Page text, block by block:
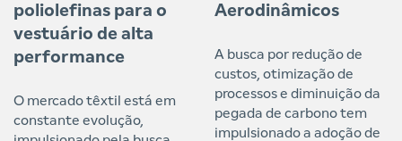
poliolefinas para o
vestuário de alta
performance
O mercado têxtil está em
constante evolução,
Aerodinâmicos
A busca por redução de
custos, otimização de
processos e diminuição da
pegada de carbono tem
impulsionado a adoção de